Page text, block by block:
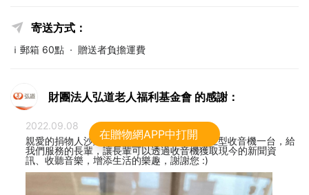
寄送方式：
ｉ郵箱 60點 · 贈送者負擔運費
財團法人弘道老人福利基金會 的感謝：
2022.09.08
親愛的捐物人沙羅雙樹~ 謝謝您愛心捐贈掌上型收音機一台，給
我們服務的長輩，讓長輩可以透過收音機獲取現今的新聞資
訊、收聽音樂，增添生活的樂趣，謝謝您 :)
在贈物網APP中打開